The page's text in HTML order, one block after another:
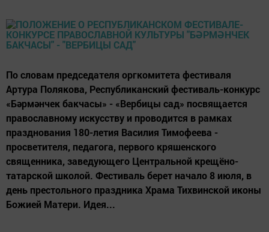
По словам председателя оргкомитета фестиваля
Артура Полякова, Республиканский фестиваль-конкурс
«Бәрмәнчек бакчасы» - «Вербицы сад» посвящается
православному искусству и проводится в рамках
празднования 180-летия Василия Тимофеева -
просветителя, педагога, первого кряшенского
священника, заведующего Центральной крещёно-
татарской школой. Фестиваль берет начало 8 июля, в
день престольного праздника Храма Тихвинской иконы
Божией Матери. Идея...